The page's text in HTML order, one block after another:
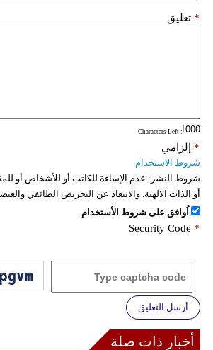
تعليق *
: Characters Left
إلزامي *
شروط الاستخدام
شروط النشر: عدم الإساءة للكاتب أو للأشخاص أو
أو الذات الالهية. والابتعاد عن التحريض الطائفي
اُوافق على شروط الأستخدام
Security Code *
أرسل التعليق
أخبار ذات صلة